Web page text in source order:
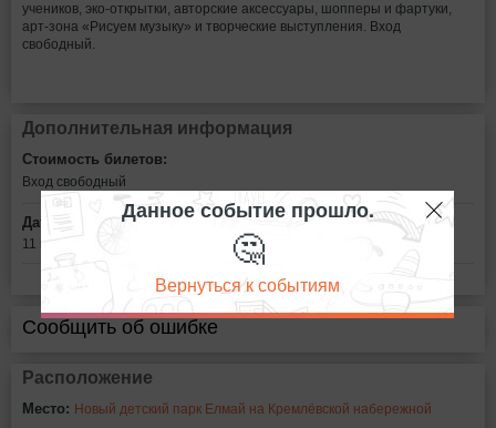
учеников, эко-открытки, авторские аксессуары, шопперы и фартуки,
арт-зона «Рисуем музыку» и творческие выступления. Вход
свободный.
Дополнительная информация
Стоимость билетов:
Вход свободный
Дата:
11 июня в 15:00
Сообщить об ошибке
Расположение
Место: Новый детский парк Елмай на Кремлёвской набережной
Данное событие прошло.
🤔
Вернуться к событиям